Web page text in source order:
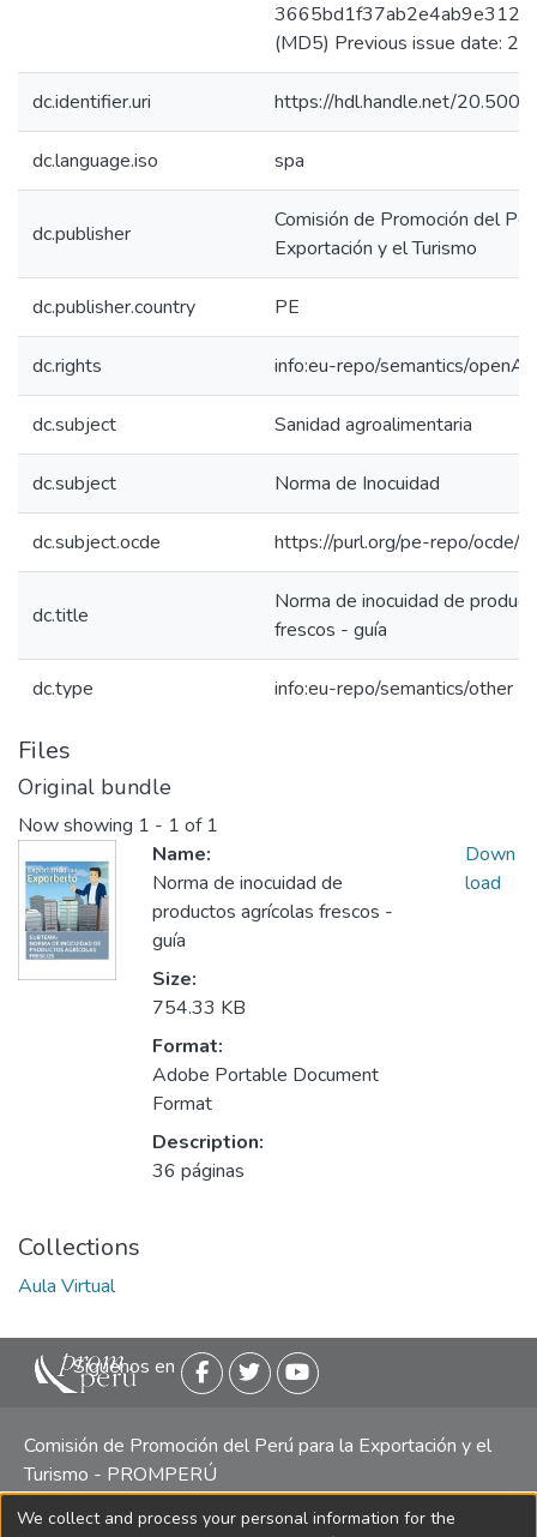
(MD5) Previous issue date:
dc.identifier.uri https://hdl.handle.net/
dc.language.iso spa
dc.publisher
Comisión de Promoción del
Exportación y el Turismo
dc.publisher.country PE
dc.rights info:eu-repo/semantics/
dc.subject Sanidad agroalimentaria
dc.subject Norma de Inocuidad
dc.subject.ocde https://purl.org/pe-repo/ocde/
dc.title
Norma de inocuidad de
frescos - guía
dc.type info:eu-repo/semantics/other
Files
Original bundle
Now showing 1 - 1 of 1
Name:
Norma de inocuidad de
productos agrícolas frescos -
guía
Size:
754.33 KB
Format:
Adobe Portable Document
Format
Description:
36 páginas
Down
load
Collections
Aula Virtual
Siguenos en
Comisión de Promoción del Perú para la Exportación y el
Turismo - PROMPERÚ
Central telefónica: (511) 616 7300 / 616 7400 Calle Uno
We collect and process your personal information for the